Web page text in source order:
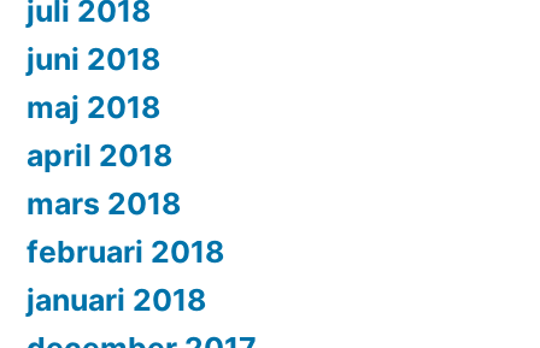
juli 2018
juni 2018
maj 2018
april 2018
mars 2018
februari 2018
januari 2018